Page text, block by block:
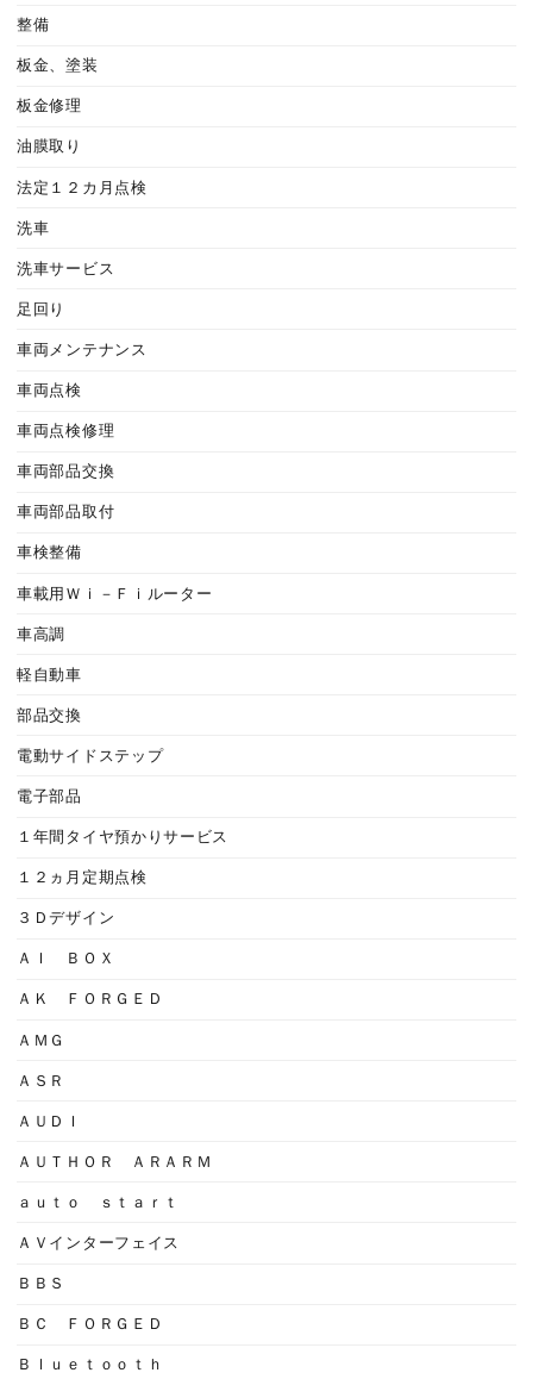
整備
板金、塗装
板金修理
油膜取り
法定１２カ月点検
洗車
洗車サービス
足回り
車両メンテナンス
車両点検
車両点検修理
車両部品交換
車両部品取付
車検整備
車載用Ｗｉ－Ｆｉルーター
車高調
軽自動車
部品交換
電動サイドステップ
電子部品
１年間タイヤ預かりサービス
１２ヵ月定期点検
３Ｄデザイン
ＡＩ ＢＯＸ
ＡＫ ＦＯＲＧＥＤ
ＡＭＧ
ＡＳＲ
ＡＵＤＩ
ＡＵＴＨＯＲ ＡＲＡＲＭ
ａｕｔｏ ｓｔａｒｔ
ＡＶインターフェイス
ＢＢＳ
ＢＣ ＦＯＲＧＥＤ
Ｂｌｕｅｔｏｏｔｈ